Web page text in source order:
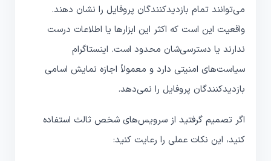
می‌توانند تمام بازدیدکنندگان پروفایل را نشان دهند.
واقعیت این است که اکثر این ابزارها یا اطلاعات درست
ندارند یا دسترسی‌شان محدود است. اینستاگرام
سیاست‌های امنیتی دارد و معمولاً اجازه نمایش اسامی
بازدیدکنندگان پروفایل را نمی‌دهد.
اگر تصمیم گرفتید از سرویس‌های شخص ثالث استفاده
کنید، این نکات عملی را رعایت کنید: